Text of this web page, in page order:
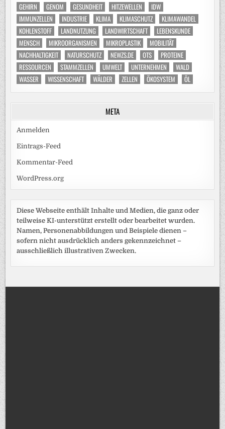
GEHIRN
GENOM GESUNDHEIT HITZEWELLEN
IDW
IMMUNZELLEN
INDUSTRIE KLIMA KLIMASCHUTZ
KLIMAWANDEL
KOHLENSTOFF
LANDNUTZUNG LANDWIRTSCHAFT
LEBENSKUNDE
MENSCH
MIKROORGANISMEN MIKROPLASTIK
MOBILITÄT
NACHHALTIGKEIT
NATURSCHUTZ NEWZS.DE OTS
PROTEINE
RESSOURCEN
STAMMZELLEN UMWELT UNTERNEHMEN
WALD
WASSER
WISSENSCHAFT WÄLDER ZELLEN ÖKOSYSTEM ÖL
META
Anmelden
Eintrags-Feed
Kommentar-Feed
WordPress.org
Diese Webseite enthält Inhalte und Medien, die ganz oder
teilweise KI-unterstützt erstellt oder bearbeitet wurden.
Namen, Personenabbildungen und Beispiele dienen –
sofern nicht ausdrücklich anders gekennzeichnet –
ausschließlich illustrativen Zwecken.